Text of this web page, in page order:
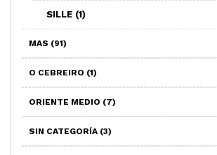
SILLE (1)
MAS (91)
O CEBREIRO (1)
ORIENTE MEDIO (7)
SIN CATEGORÍA (3)